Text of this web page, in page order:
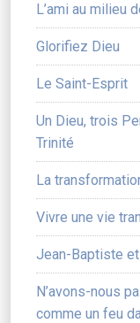
L’ami au milieu
Glorifiez Dieu
Le Saint-Esprit
Un Dieu, trois
Trinité
La
Vivre une vie
Jean-Baptiste
N’avons-nous
comme un feu